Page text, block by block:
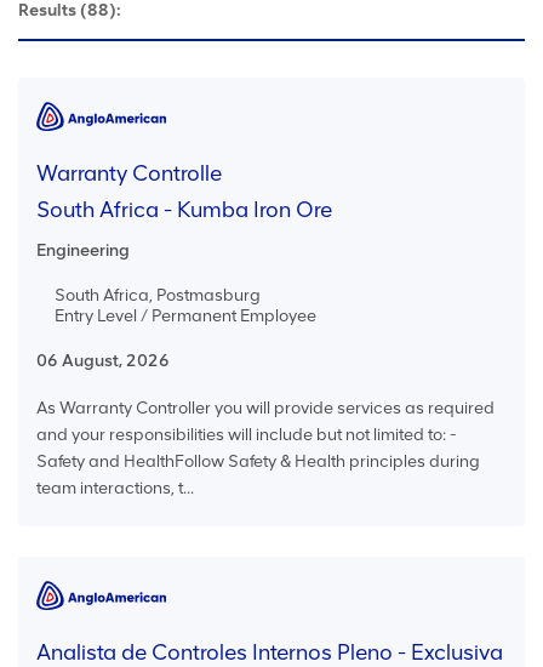
Results (88):
Warranty Controlle
South Africa - Kumba Iron Ore
Engineering
South Africa, Postmasburg
Entry Level / Permanent Employee
06 August, 2026
As Warranty Controller you will provide services as required
and your responsibilities will include but not limited to: -
Safety and HealthFollow Safety & Health principles during
team interactions, t...
Analista de Controles Internos Pleno - Exclusiva